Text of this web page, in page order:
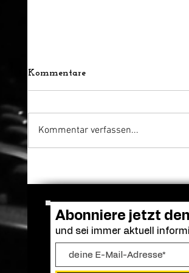
in a Cornfield 2“ erhält
Kommentare
Kommentar verfassen...
Abonniere jetzt
und sei immer aktuell